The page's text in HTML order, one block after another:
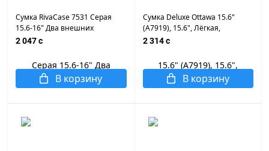
Сумка RivaCase 7531 Серая
15.6-16" Два внешних
передних кармана на молнии,
2 047 c
В корзину
Сумка Deluxe Ottawa 15.6"
(A7919), 15.6", Лёгкая,
Усиленные ручки, Органайзер,
карман на молнии,
Уплотнённые стенки,
Полиэстер, встрое
2 314 c
В корзину